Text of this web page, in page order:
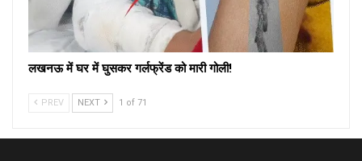
लखनऊ में घर में घुसकर गर्लफ्रेंड को मारी गोली!
PREV NEXT 1 of 71